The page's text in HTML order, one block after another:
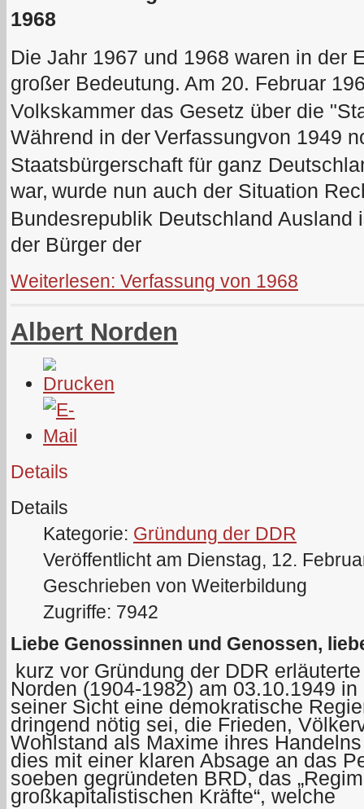
1968
Die Jahr 1967 und 1968 waren in der
großer Bedeutung. Am 20. Februar
Volkskammer das Gesetz über die
Während in derVerfassungvon 1949
Staatsbürgerschaft für ganz
war, wurde nun auch der Situation
Bundesrepublik Deutschland Ausland
der Bürger der
Weiterlesen: Verfassung von 1968
Albert Norden
Details
Details
Kategorie: Gründung der DDR
Veröffentlicht am Dienstag, 12.
Geschrieben von Weiterbildung
Zugriffe: 7942
Liebe Genossinnen und Genossen,
kurz vor Gründung der DDR
Norden (1904-1982) am 03.10.1949
seiner Sicht eine demokratische
dringend nötig sei, die Frieden,
Wohlstand als Maxime ihres
dies mit einer klaren Absage an das
soeben gegründeten BRD, das
großkapitalistischen Kräfte“, welche